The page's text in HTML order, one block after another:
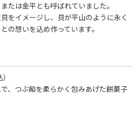
たは金平とも呼ばれていました。
をイメージし、貝が平山のように永く
の想いを込め作っています。
、つぶ餡を柔らかく包みあげた餅菓子